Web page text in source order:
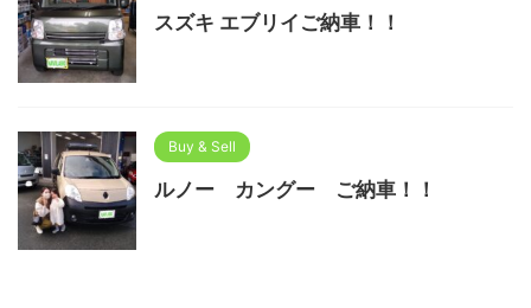
スズキ エブリイご納車！！
Buy & Sell
ルノー カングー ご納車！！